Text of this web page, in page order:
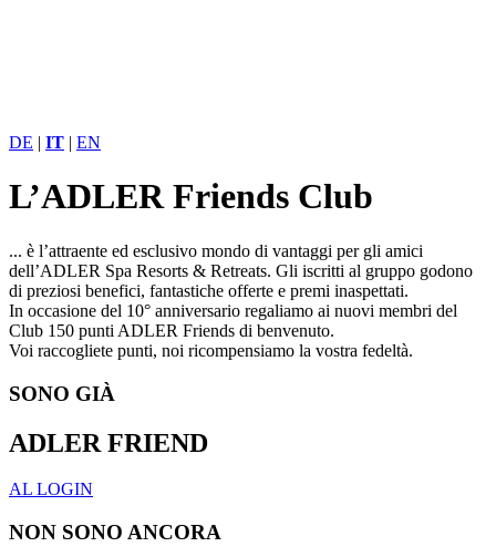
DE | IT | EN
L’ADLER Friends Club
... è l’attraente ed esclusivo mondo di vantaggi per gli amici
dell’ADLER Spa Resorts & Retreats. Gli iscritti al gruppo godono
di preziosi benefici, fantastiche offerte e premi inaspettati.
In occasione del 10° anniversario regaliamo ai nuovi membri del
Club 150 punti ADLER Friends di benvenuto.
Voi raccogliete punti, noi ricompensiamo la vostra fedeltà.
SONO GIÀ
ADLER FRIEND
AL LOGIN
NON SONO ANCORA